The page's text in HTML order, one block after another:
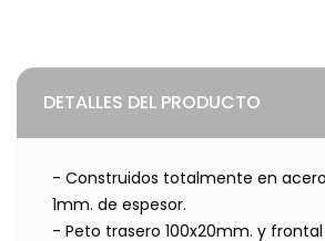
DETALLES DEL PRODUCTO
- Construidos totalmente en acero
1mm. de espesor.
- Peto trasero 100x20mm. y